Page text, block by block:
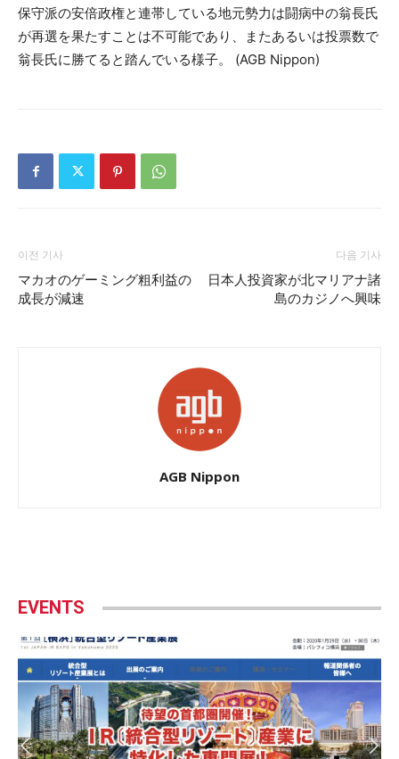
保守派の安倍政権と連帯している地元勢力は闘病中の翁長氏
が再選を果たすことは不可能であり、またあるいは投票数で
翁長氏に勝てると踏んでいる様子。 (AGB Nippon)
이전 기사
マカオのゲーミング粗利益の
成長が減速
다음 기사
日本人投資家が北マリアナ諸
島のカジノへ興味
AGB Nippon
EVENTS